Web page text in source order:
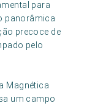
para
panorâmica
precoce de
pelo
Magnética
um campo